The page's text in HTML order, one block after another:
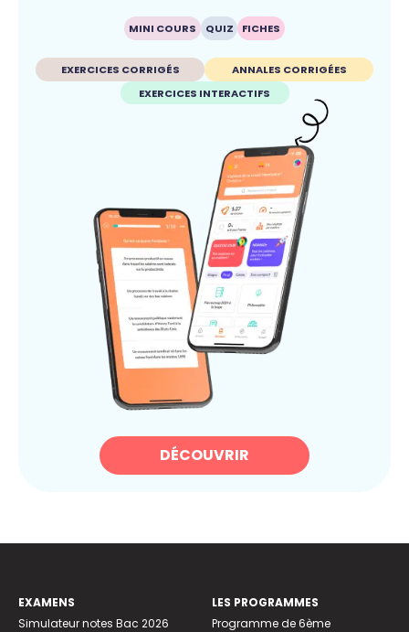
MINI COURS QUIZ FICHES
EXERCICES CORRIGÉS
ANNALES CORRIGÉES
EXERCICES INTERACTIFS
DÉCOUVRIR
EXAMENS
Simulateur notes Bac 2026
LES PROGRAMMES
Programme de 6ème